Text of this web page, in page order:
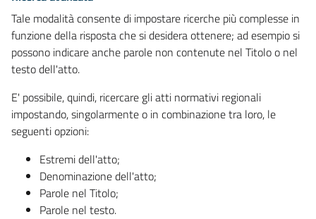
Tale modalità consente di impostare ricerche più complesse in
funzione della risposta che si desidera ottenere; ad esempio si
possono indicare anche parole non contenute nel Titolo o nel
testo dell'atto.
E' possibile, quindi, ricercare gli atti normativi regionali
impostando, singolarmente o in combinazione tra loro, le
seguenti opzioni:
Estremi dell'atto;
Denominazione dell'atto;
Parole nel Titolo;
Parole nel testo.